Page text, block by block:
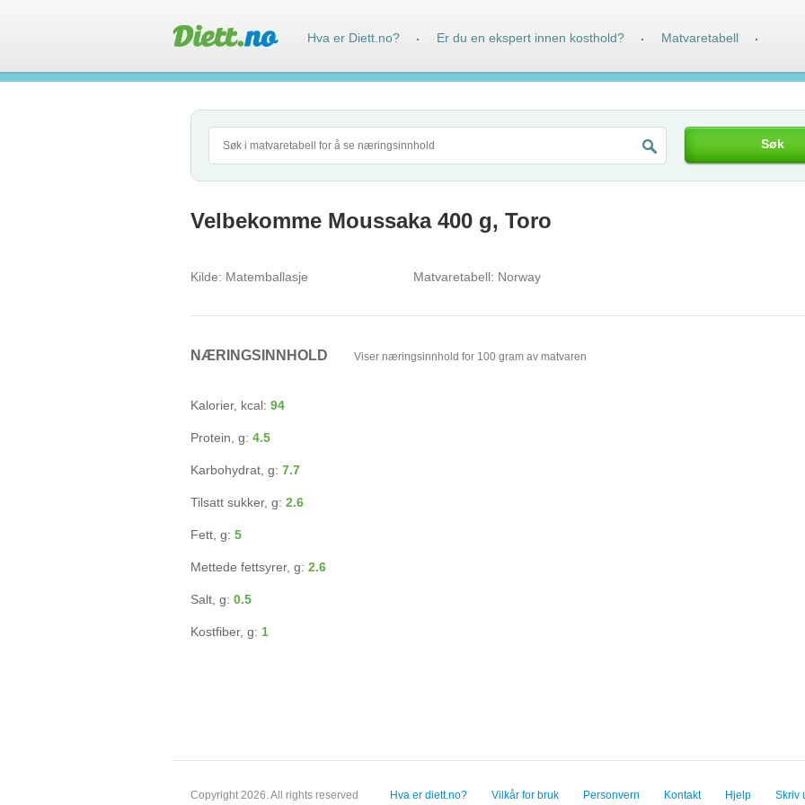
Søk
Velbekomme Moussaka 400 g, Toro
Kilde: Matemballasje Matvaretabell: Norway
NÆRINGSINNHOLD Viser næringsinnhold for 100 gram av matvaren
Kalorier, kcal: 94
Protein, g: 4.5
Karbohydrat, g: 7.7
Tilsatt sukker, g: 2.6
Fett, g: 5
Mettede fettsyrer, g: 2.6
Salt, g: 0.5
Kostfiber, g: 1
Copyright 2026. All rights reserved Hva er diett.no? Vilkår for bruk Personvern Kontakt Hjelp Skriv
Hva er Diett.no? · Er du en ekspert innen kosthold? · Matvaretabell ·